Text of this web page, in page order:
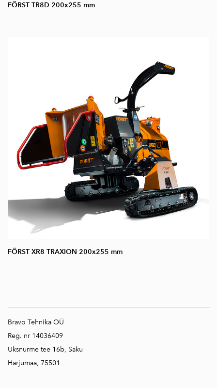
FÖRST TR8D 200x255 mm
FÖRST XR8 TRAXION 200x255 mm
Bravo Tehnika OÜ
Reg. nr 14036409
Üksnurme tee 16b, Saku
Harjumaa, 75501